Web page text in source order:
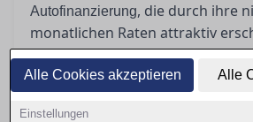
Alle Cookies akzeptieren Alle
Einstellungen
Autofinanzierung, die durch ihre
monatlichen Raten attraktiv
was passiert am Ende der
diese Modelle geeignet, und
sollten Sie beachten? Wenn Sie
welches Finanzierungsmodell